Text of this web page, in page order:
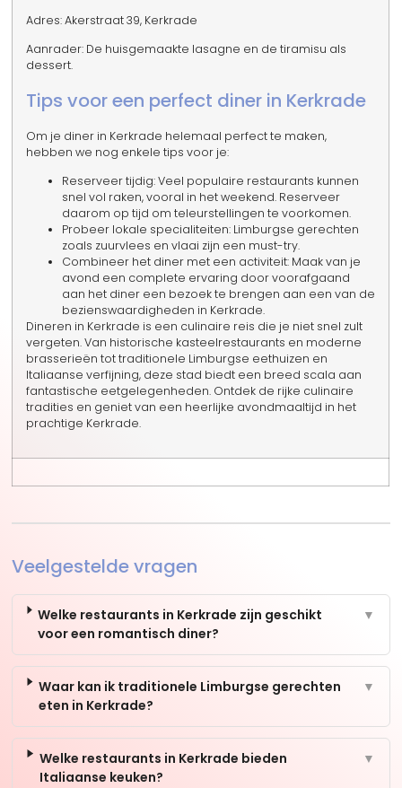
Adres: Akerstraat 39, Kerkrade
Aanrader: De huisgemaakte lasagne en de tiramisu als
dessert.
Tips voor een perfect diner in Kerkrade
Om je diner in Kerkrade helemaal perfect te maken,
hebben we nog enkele tips voor je:
Reserveer tijdig: Veel populaire restaurants kunnen
snel vol raken, vooral in het weekend. Reserveer
daarom op tijd om teleurstellingen te voorkomen.
Probeer lokale specialiteiten: Limburgse gerechten
zoals zuurvlees en vlaai zijn een must-try.
Combineer het diner met een activiteit: Maak van je
avond een complete ervaring door voorafgaand
aan het diner een bezoek te brengen aan een van de
bezienswaardigheden in Kerkrade.
Dineren in Kerkrade is een culinaire reis die je niet snel zult
vergeten. Van historische kasteelrestaurants en moderne
brasserieën tot traditionele Limburgse eethuizen en
Italiaanse verfijning, deze stad biedt een breed scala aan
fantastische eetgelegenheden. Ontdek de rijke culinaire
tradities en geniet van een heerlijke avondmaaltijd in het
prachtige Kerkrade.
Veelgestelde vragen
Welke restaurants in Kerkrade zijn geschikt
voor een romantisch diner?
▼
Waar kan ik traditionele Limburgse gerechten
eten in Kerkrade?
▼
Welke restaurants in Kerkrade bieden
Italiaanse keuken?
▼